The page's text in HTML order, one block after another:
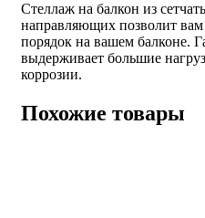
Стеллаж на балкон из
направляющих позволит вам
порядок на вашем балконе.
выдерживает большие
коррозии.
Похожие товары